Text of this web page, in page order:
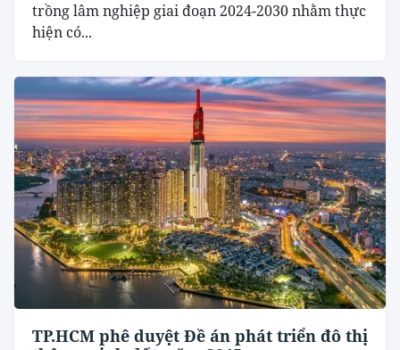
trồng lâm nghiệp giai đoạn 2024-2030 nhằm thực
hiện có...
TP.HCM phê duyệt Đề án phát triển đô thị